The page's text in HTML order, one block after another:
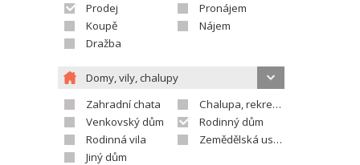
Prodej
Pronájem
Koupě
Nájem
Dražba
Domy, vily, chalupy
Zahradní chata
Chalupa, rekreační domek
Venkovský dům
Rodinný dům
Rodinná vila
Zemědělská usedlost
Jiný dům